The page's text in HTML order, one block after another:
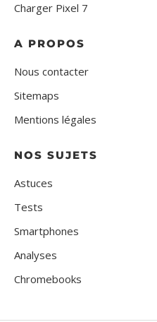
Charger Pixel 7
A PROPOS
Nous contacter
Sitemaps
Mentions légales
NOS SUJETS
Astuces
Tests
Smartphones
Analyses
Chromebooks